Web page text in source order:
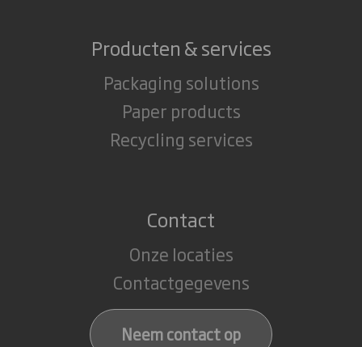
Producten & services
Packaging solutions
Paper products
Recycling services
Contact
Onze locaties
Contactgegevens
Neem contact op